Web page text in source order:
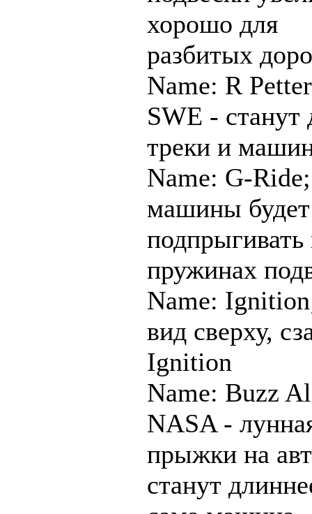
хорошо для
разбитых
Name: R
SWE -
треки и
Name: G-
машины
подпрыгивать
пружинах
Name:
вид сверху,
Ignition
Name: Buzz
NASA -
прыжки на
станут